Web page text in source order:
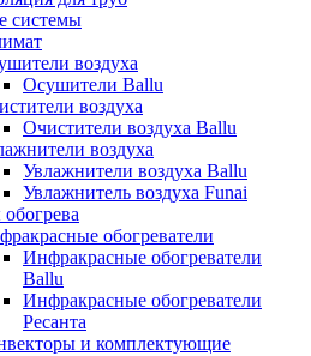
системы
воздуха
Осушители Ballu
воздуха
Очистители воздуха Ballu
воздуха
Увлажнители воздуха Ballu
Увлажнитель воздуха Funai
обогреватели
Инфракрасные обогреватели
Ballu
Инфракрасные обогреватели
Ресанта
и комплектующие